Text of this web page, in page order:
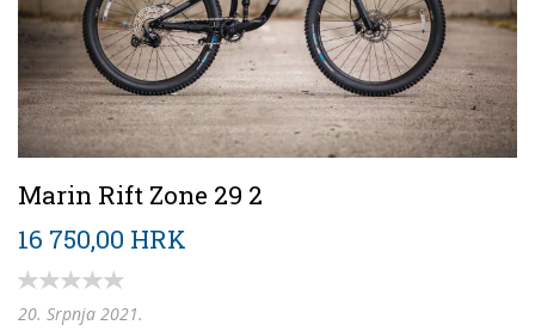
Marin Rift Zone 29 2
16 750,00 HRK
20. Srpnja 2021.